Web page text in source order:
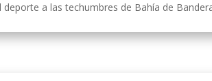
a las techumbres de Bahía de